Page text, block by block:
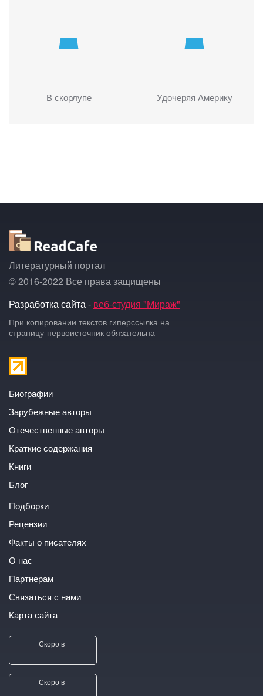
В скорлупе Удочеряя Америку
Литературный портал
© 2016-2022 Все права защищены
Разработка сайта - веб-студия "Мираж"
При копировании текстов гиперссылка на
страницу-первоисточник обязательна
Биографии
Зарубежные авторы
Отечественные авторы
Краткие содержания
Книги
Блог
Подборки
Рецензии
Факты о писателях
О нас
Партнерам
Связаться с нами
Карта сайта
Скоро в
Скоро в